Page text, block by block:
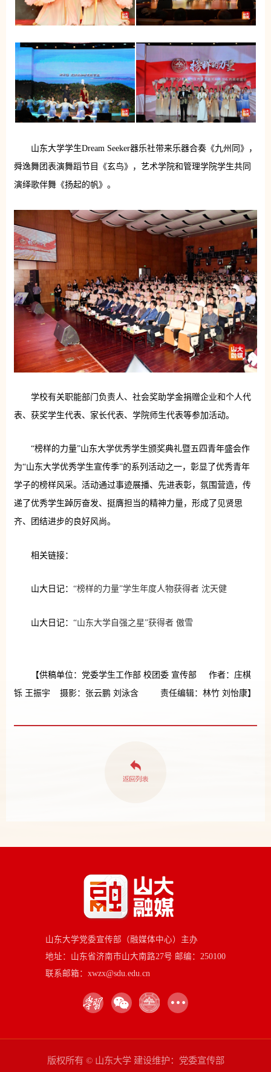
山东大学学生Dream Seeker器乐社带来乐器合奏《九州同》，
舜逸舞团表演舞蹈节目《玄鸟》，艺术学院和管理学院学生共同
演绎歌伴舞《扬起的帆》。
学校有关职能部门负责人、社会奖助学金捐赠企业和个人代
表、获奖学生代表、家长代表、学院师生代表等参加活动。
“榜样的力量”山东大学优秀学生颁奖典礼暨五四青年盛会作
为“山东大学优秀学生宣传季”的系列活动之一，彰显了优秀青年
学子的榜样风采。活动通过事迹展播、先进表彰，氛围营造，传
递了优秀学生踔厉奋发、挺膺担当的精神力量，形成了见贤思
齐、团结进步的良好风尚。
相关链接：
山大日记： “榜样的力量”学生年度人物获得者 沈天健
山大日记： “山东大学自强之星”获得者 傲雪
【供稿单位：党委学生工作部 校团委 宣传部 作者：庄棋
铄 王振宇 摄影：张云鹏 刘泳含 责任编辑：林竹 刘怡康】
山东大学党委宣传部（融媒体中心）主办
地址：山东省济南市山大南路27号 邮编：250100
联系邮箱：xwzx@sdu.edu.cn
版权所有 © 山东大学 建设维护：党委宣传部